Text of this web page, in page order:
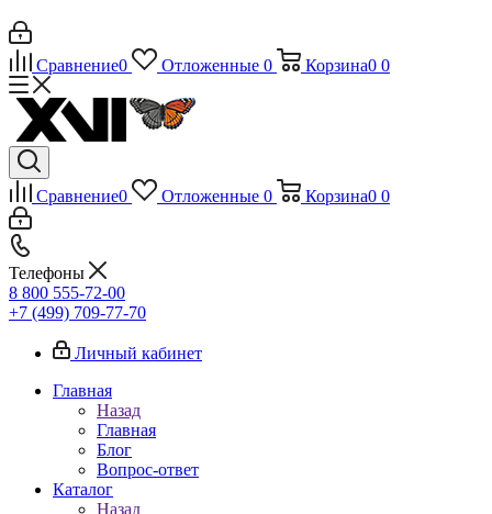
Сравнение0 Отложенные 0 Корзина0 0
Сравнение0 Отложенные 0 Корзина0 0
Телефоны
8 800 555-72-00
+7 (499) 709-77-70
Личный кабинет
Главная
Назад
Главная
Блог
Вопрос-ответ
Каталог
Назад